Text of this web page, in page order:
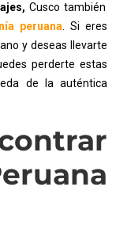
Cusco también
peruana . Si eres
y deseas llevarte
perderte estas
de la auténtica